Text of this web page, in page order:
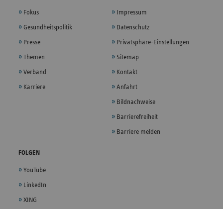
Fokus
Gesundheitspolitik
Presse
Themen
Verband
Karriere
Impressum
Datenschutz
Privatsphäre-Einstellungen
Sitemap
Kontakt
Anfahrt
Bildnachweise
Barrierefreiheit
Barriere melden
FOLGEN
YouTube
LinkedIn
XING